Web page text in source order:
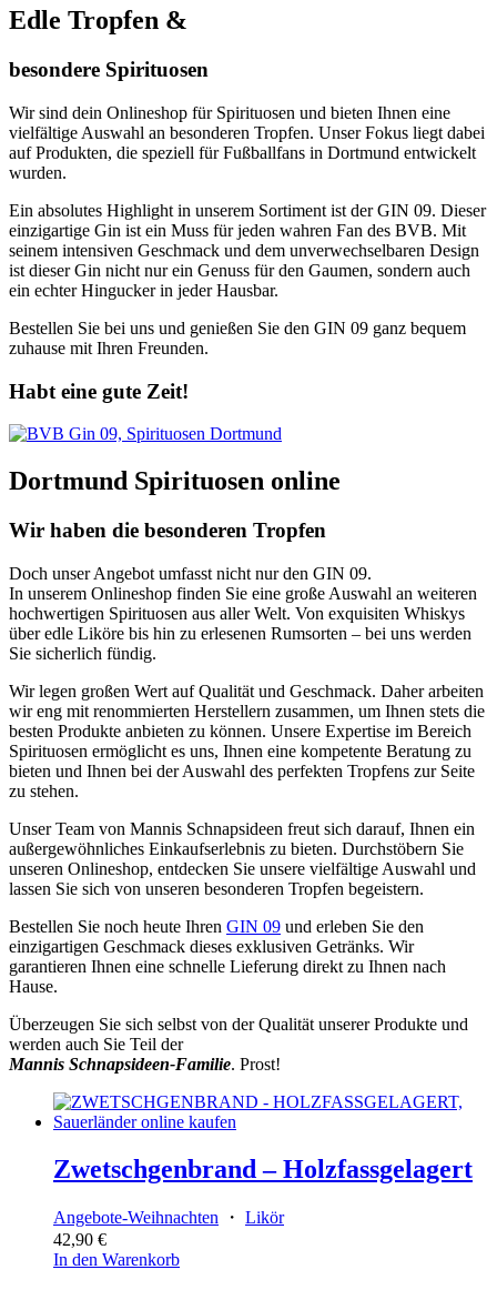
Edle Tropfen &
besondere Spirituosen
Wir sind dein Onlineshop für Spirituosen und bieten Ihnen eine
vielfältige Auswahl an besonderen Tropfen. Unser Fokus liegt dabei
auf Produkten, die speziell für Fußballfans in Dortmund entwickelt
wurden.
Ein absolutes Highlight in unserem Sortiment ist der GIN 09. Dieser
einzigartige Gin ist ein Muss für jeden wahren Fan des BVB. Mit
seinem intensiven Geschmack und dem unverwechselbaren Design
ist dieser Gin nicht nur ein Genuss für den Gaumen, sondern auch
ein echter Hingucker in jeder Hausbar.
Bestellen Sie bei uns und genießen Sie den GIN 09 ganz bequem
zuhause mit Ihren Freunden.
Habt eine gute Zeit!
Dortmund Spirituosen online
Wir haben die besonderen Tropfen
Doch unser Angebot umfasst nicht nur den GIN 09.
In unserem Onlineshop finden Sie eine große Auswahl an weiteren
hochwertigen Spirituosen aus aller Welt. Von exquisiten Whiskys
über edle Liköre bis hin zu erlesenen Rumsorten – bei uns werden
Sie sicherlich fündig.
Wir legen großen Wert auf Qualität und Geschmack. Daher arbeiten
wir eng mit renommierten Herstellern zusammen, um Ihnen stets die
besten Produkte anbieten zu können. Unsere Expertise im Bereich
Spirituosen ermöglicht es uns, Ihnen eine kompetente Beratung zu
bieten und Ihnen bei der Auswahl des perfekten Tropfens zur Seite
zu stehen.
Unser Team von Mannis Schnapsideen freut sich darauf, Ihnen ein
außergewöhnliches Einkaufserlebnis zu bieten. Durchstöbern Sie
unseren Onlineshop, entdecken Sie unsere vielfältige Auswahl und
lassen Sie sich von unseren besonderen Tropfen begeistern.
Bestellen Sie noch heute Ihren GIN 09 und erleben Sie den
einzigartigen Geschmack dieses exklusiven Getränks. Wir
garantieren Ihnen eine schnelle Lieferung direkt zu Ihnen nach
Hause.
Überzeugen Sie sich selbst von der Qualität unserer Produkte und
werden auch Sie Teil der
Mannis Schnapsideen-Familie. Prost!
Zwetschgenbrand – Holzfassgelagert
Angebote-Weihnachten ・ Likör
42,90 €
In den Warenkorb